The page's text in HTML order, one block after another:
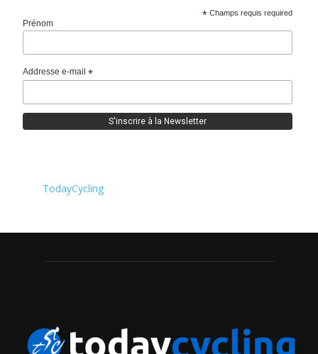
* Champs requis required
Prénom
Addresse e-mail*
TodayCycling